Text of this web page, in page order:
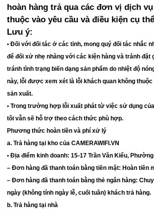
hoàn hàng trả qua các đơn vị dịch
thuộc vào yêu cầu và điều kiện cụ
Lưu ý:
• Đối với đối tác ở các tỉnh, mong quý đối tác nhắc
để đối xử nhẹ nhàng với các kiện hàng và tránh đặt
tránh tình trạng biến dạng sản phẩm do nhiệt độ
này, lỗi được xem xét là lỗi khách quan không
sản xuất.
• Trong trường hợp lỗi xuất phát từ việc sử dụng
tôi vẫn sẽ hỗ trợ theo cách thức phù hợp.
Phương thức hoàn tiền và phí xử lý
a. Trả hàng tại kho của CAMERAWIFI.VN
• Địa điểm kinh doanh: 15-17 Trần Văn Kiểu, Phường
– Đơn hàng đã thanh toán bằng tiền mặt: Hoàn tiền
– Đơn hàng đã thanh toán bằng thẻ ngân hàng:
ngày (không tính ngày lễ, cuối tuần) khách trả hàng.
b. Trả hàng tại nhà